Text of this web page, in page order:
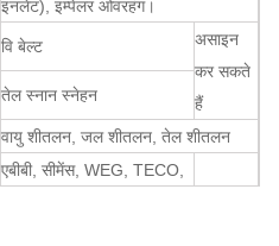
इनलेट), इम्पेलर ओवरहंग।
वि बेल्ट
असाइन
कर सकते
हैं
तेल स्नान स्नेहन
वायु शीतलन, जल शीतलन, तेल शीतलन
एबीबी, सीमेंस, WEG, TECO,